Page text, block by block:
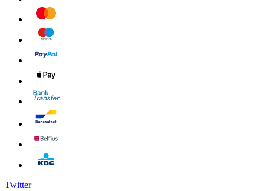
Twitter